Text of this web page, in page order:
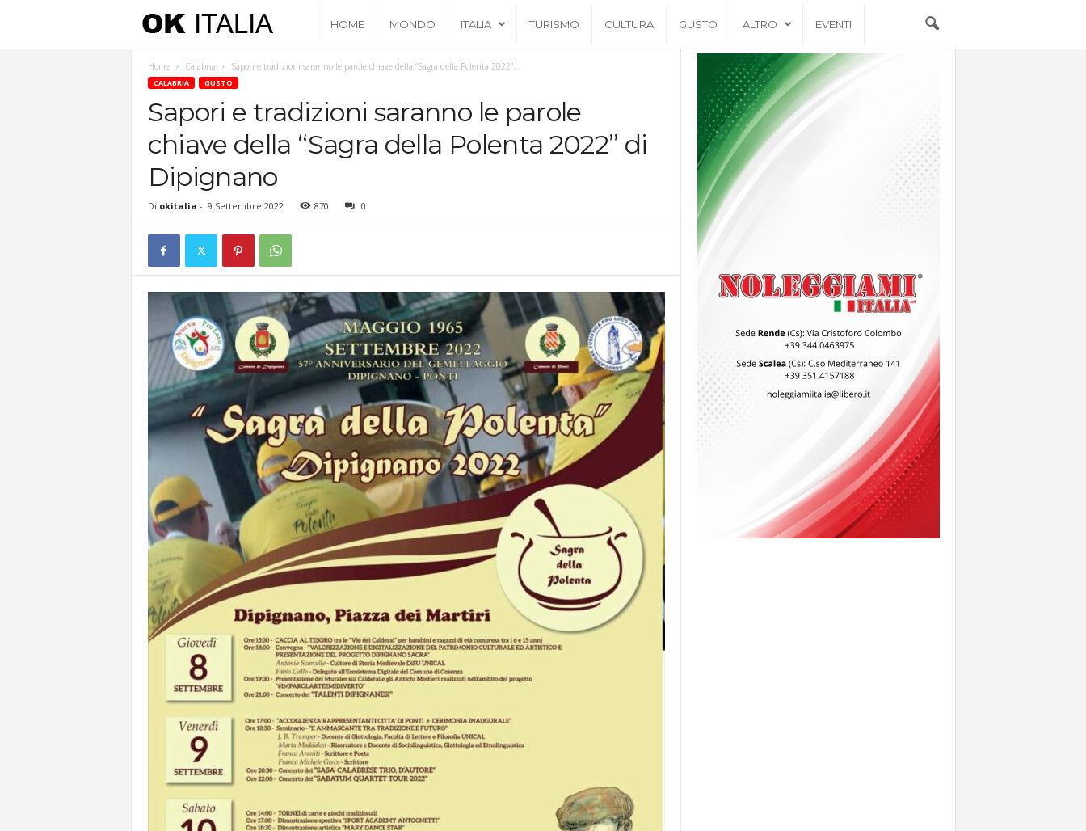
t
a
HOME MONDO ITALIA TURISMO CULTURA GUSTO ALTRO EVENTI
Home Calabria Sapori e tradizioni saranno le parole chiave della “Sagra della Polenta 2022”...
CALABRIA GUSTO
Sapori e tradizioni saranno le parole
chiave della “Sagra della Polenta 2022” di
Dipignano
Di okitalia - 9 Settembre 2022 870 0